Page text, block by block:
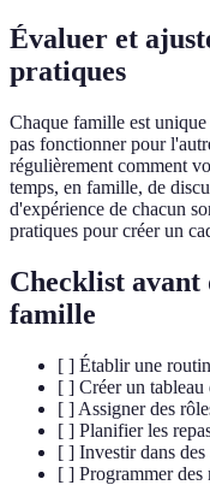
Évaluer et
pratiques
Chaque famille est
pas fonctionner pour
régulièrement comment
temps, en famille, de
d'expérience de chacun
pratiques pour créer un
Checklist
famille
[ ] Établir une
[ ] Créer un
[ ] Assigner des
[ ] Planifier les
[ ] Investir dans des
[ ] Programmer des